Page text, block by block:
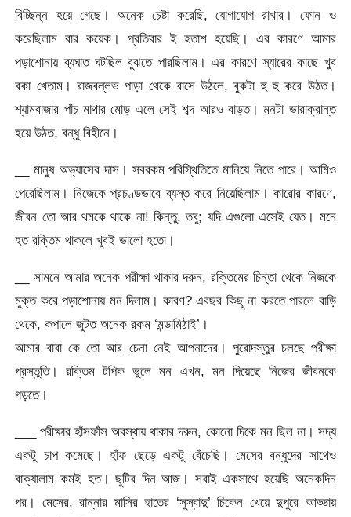
বিচ্ছিন্ন হয়ে গেছে। অনেক চেষ্টা করেছি, যোগাযোগ রাখার। ফোন ও
করেছিলাম বার কয়েক। প্রতিবার ই হতাশ হয়েছি। এর কারণে আমার
পড়াশোনায় ব্যঘাত ঘটছিল বুঝতে পারছিলাম। এর কারণে স্যারের কাছে খুব
বকা খেতাম। রাজবল্লভ পাড়া থেকে বাসে উঠলে, বুকটা হু হু করে উঠত।
শ্যামবাজার পাঁচ মাথার মোড় এলে সেই শব্দ আরও বাড়ত। মনটা ভারাক্রান্ত
হয়ে উঠত, বন্ধু বিহীনে।
__ মানুষ অভ্যাসের দাস। সবরকম পরিস্থিতিতে মানিয়ে নিতে পারে। আমিও
পেরেছিলাম। নিজেকে প্রচণ্ডভাবে ব্যস্ত করে নিয়েছিলাম। কারোর কারণে,
জীবন তো আর থমকে থাকে না! কিন্তু, তবু; যদি এগুলো এসেই যেত। মনে
হত রক্তিম থাকলে খুবই ভালো হতো।
__ সামনে আমার অনেক পরীক্ষা থাকার দরুন, রক্তিমের চিন্তা থেকে নিজকে
মুক্ত করে পড়াশোনায় মন দিলাম। কারণ? এবছর কিছু না করতে পারলে বাড়ি
থেকে, কপালে জুটত অনেক রকম ‘মন্ডামিঠাই’।
আমার বাবা কে তো আর চেনা নেই আপনাদের। পুরোদস্তুর চলছে পরীক্ষা
প্রস্তুতি। রক্তিম টপিক ভুলে মন এখন, মন দিয়েছে নিজের জীবনকে
গড়তে।
___ পরীক্ষার হাঁসফাঁস অবস্থায় থাকার দরুন, কোনো দিকে মন ছিল না। সদ্য
একটু চাপ কমেছে। হাঁফ ছেড়ে একটু বেঁচেছি। মেসের বন্ধুদের সাথেও
বাক্যালাম কমই হত। ছুটির দিন আজ। সবাই একসাথে হয়েছি অনেকদিন
পর। মেসের, রান্নার মাসির হাতের ‘সুস্বাদু’ চিকেন খেয়ে দুপুরে আড্ডায়